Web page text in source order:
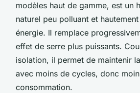
modèles haut de gamme, est un
naturel peu polluant et
énergie. Il remplace
effet de serre plus puissants.
isolation, il permet de maintenir
avec moins de cycles, donc
consommation.